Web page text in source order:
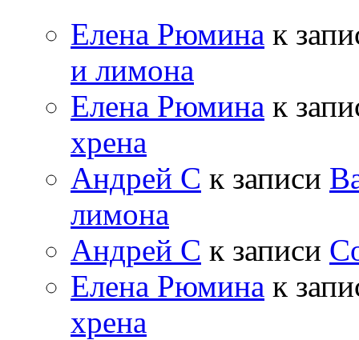
Елена Рюмина к
и лимона
Елена Рюмина к
хрена
Андрей С к записи
лимона
Андрей С к записи
Елена Рюмина к
хрена